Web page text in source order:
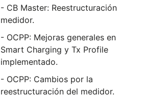
- CB Master: Reestructuración
medidor.
- OCPP: Mejoras generales en
Smart Charging y Tx Profile
implementado.
- OCPP: Cambios por la
reestructuración del medidor.